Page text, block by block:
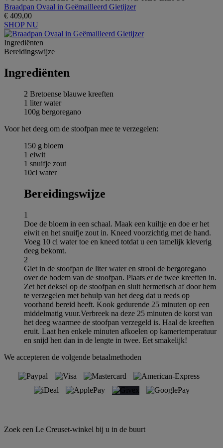
Braadpan Ovaal in Geëmailleerd Gietijzer
€ 409,00
SHOP NU
Ingrediёnten
Bereidingswijze
Ingrediёnten
2 Bretoense blauwe kreeften
1 liter water
100g bergoregano
Voor het deeg om de stoofpan mee te verzegelen:
150 g bloem
1 eiwit
1 snuifje zout
10cl water
Bereidingswijze
1
Doe de bloem in een schaal. Maak een kuiltje en doe er het
eiwit en het snuifje zout in. Kneed voorzichtig met de hand.
Voeg 10 cl water toe en kneed totdat u een tamelijk kleverig
deeg bekomt.
2
Giet in de stoofpan de liter water en strooi de bergoregano
over de bodem van de stoofpan. Plaats er de twee kreeften in.
Zet het deksel op de stoofpan en sluit hermetisch af door hem
te verzegelen met behulp van het deeg dat u reeds op
voorhand bereid heeft. Kook gedurende 25 minuten op een
middelmatig vuur.Verbreek na deze 25 minuten de korst van
het deeg waarmee de stoofpan verzegeld is. Haal de kreeften
eruit. Laat hen enkele minuten afkoelen op kamertemperatuur
en snijd hen dan in de lengte in twee. Eet smakelijk!
We accepteren de volgende betaalmethoden
Zoek een Le Creuset-winkel bij u in de buurt